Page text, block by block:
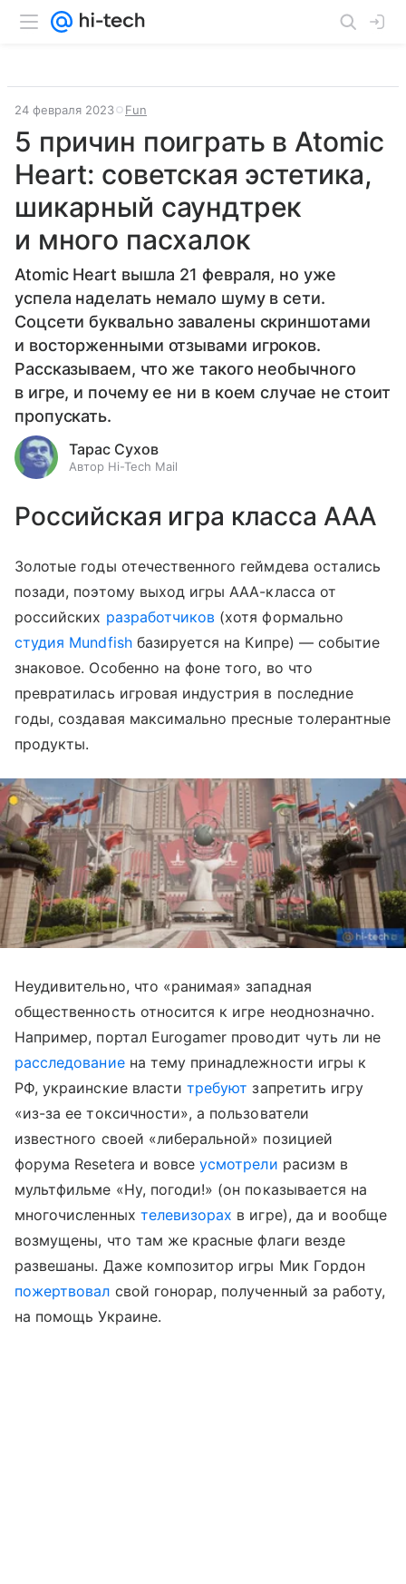
24 февраля 2023 Fun
5 причин поиграть в Atomic
Heart: советская эстетика,
шикарный саундтрек
и много пасхалок
Atomic Heart вышла 21 февраля, но уже
успела наделать немало шуму в сети.
Соцсети буквально завалены скриншотами
и восторженными отзывами игроков.
Рассказываем, что же такого необычного
в игре, и почему ее ни в коем случае не стоит
пропускать.
Тарас Сухов
Автор Hi-Tech Mail
Российская игра класса ААА
Золотые годы отечественного геймдева остались
позади, поэтому выход игры ААА-класса от
российских разработчиков (хотя формально
студия Mundfishбазируется на Кипре) — событие
знаковое. Особенно на фоне того, во что
превратилась игровая индустрия в последние
годы, создавая максимально пресные толерантные
продукты.
Неудивительно, что «ранимая» западная
общественность относится к игре неоднозначно.
Например, портал Eurogamer проводит чуть ли не
расследованиена тему принадлежности игры к
РФ, украинские властитребуют запретить игру
«из-за ее токсичности», а пользователи
известного своей «либеральной» позицией
форума Resetera и вовсеусмотрели расизм в
мультфильме «Ну, погоди!» (он показывается на
многочисленных телевизорах в игре), да и вообще
возмущены, что там же красные флаги везде
развешаны. Даже композитор игры Мик Гордон
пожертвовал свой гонорар, полученный за работу,
на помощь Украине.